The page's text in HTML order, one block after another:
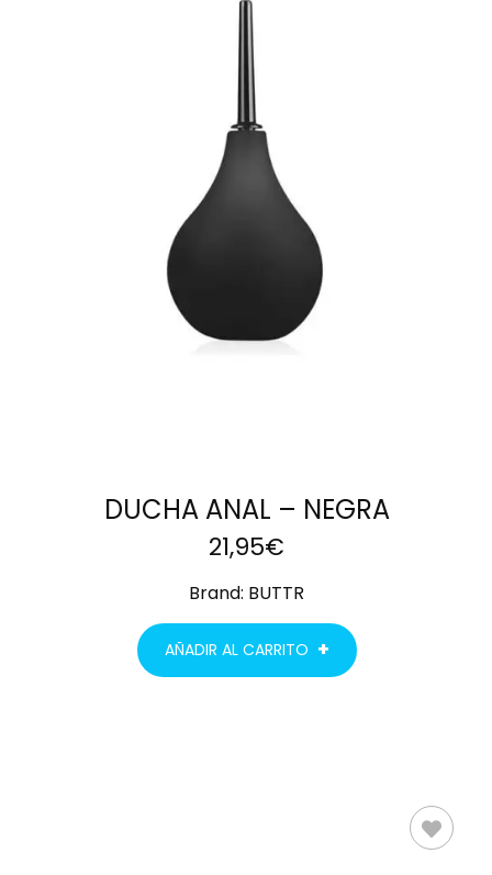
AÑADIR AL
CARRITO
DUCHA ANAL – NEGRA
21,95€
Brand: BUTTR
AÑADIR AL CARRITO